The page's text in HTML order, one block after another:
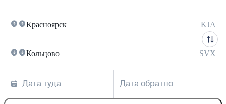
Красноярск KJA
Кольцово SVX
Дата туда Дата обратно